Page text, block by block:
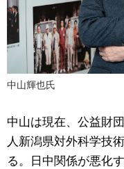
中山輝也氏
中山は現在、公益財
人新潟県対外科学技
る。日中関係が悪化